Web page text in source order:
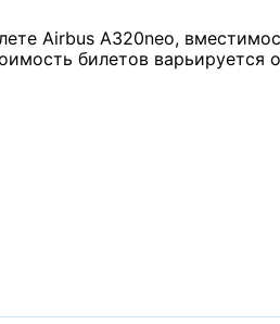
Airbus A320neo,
билетов варьируется